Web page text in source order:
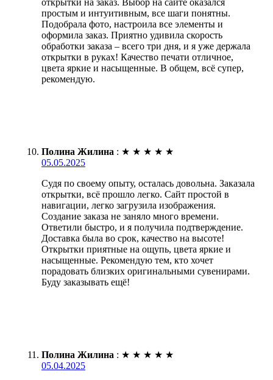
простым и интуитивным, все шаги понятны.
Подобрала фото, настроила все элементы и
оформила заказ. Приятно удивила скорость
обработки заказа – всего три дня, и я уже держала
открытки в руках! Качество печати отличное,
цвета яркие и насыщенные. В общем, всё супер,
рекомендую.
Полина Жилина : ★ ★ ★ ★ ★
05.05.2025
Судя по своему опыту, осталась довольна. Заказала
открытки, всё прошло легко. Сайт простой в
навигации, легко загрузила изображения.
Создание заказа не заняло много времени.
Ответили быстро, и я получила подтверждение.
Доставка была во срок, качество на высоте!
Открытки приятные на ощупь, цвета яркие и
насыщенные. Рекомендую тем, кто хочет
порадовать близких оригинальными сувенирами.
Буду заказывать ещё!
Полина Жилина : ★ ★ ★ ★ ★
05.04.2025